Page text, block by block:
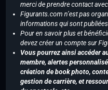
merci de prendre contact
Figurants.com n’est pas
informations qui sont
Pour en savoir plus et
devez créer un compte sur
Vous pourrez ainsi accéder
membre, alertes
création de book photo,
gestion de carrière, et